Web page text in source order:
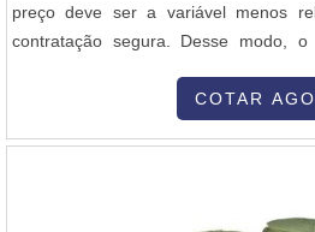
preço deve ser a variável menos
contratação segura. Desse modo,
contratação.AS PRINCIPAIS
seja seguido de maneira rigorosa e
COTAR